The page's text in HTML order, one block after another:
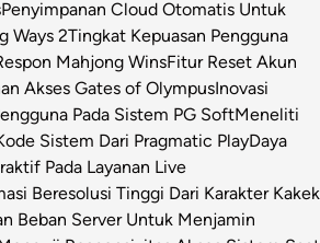
Penyimpanan Cloud Otomatis Untuk
Ways 2Tingkat Kepuasan Pengguna
Mahjong WinsFitur Reset Akun
Akses Gates of OlympusInovasi
Pada Sistem PG SoftMeneliti
Sistem Dari Pragmatic PlayDaya
Pada Layanan Live
Beresolusi Tinggi Dari Karakter Kakek
Beban Server Untuk Menjamin